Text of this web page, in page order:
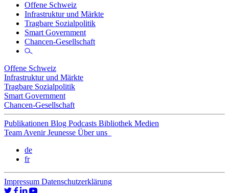
Offene Schweiz
Infrastruktur und Märkte
Tragbare Sozialpolitik
Smart Government
Chancen-Gesellschaft
Offene Schweiz
Infrastruktur und Märkte
Tragbare Sozialpolitik
Smart Government
Chancen-Gesellschaft
Publikationen Blog Podcasts Bibliothek Medien
Team Avenir Jeunesse Über uns
de
fr
Impressum Datenschutzerklärung